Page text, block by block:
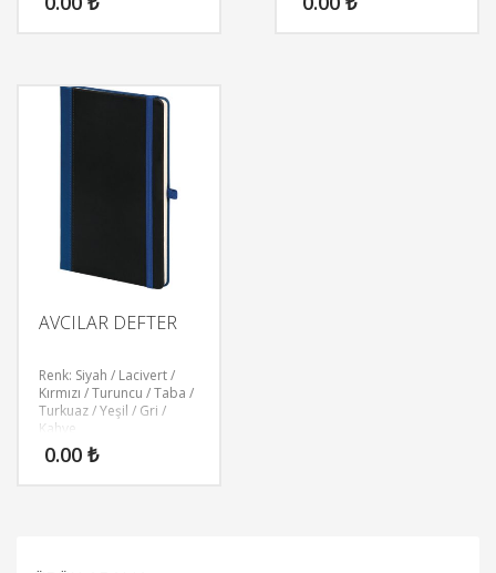
AVCILAR DEFTER
Renk: Siyah / Lacivert /
Kırmızı / Turuncu / Taba /
Turkuaz / Yeşil / Gri /
Kahve
0.00 ₺